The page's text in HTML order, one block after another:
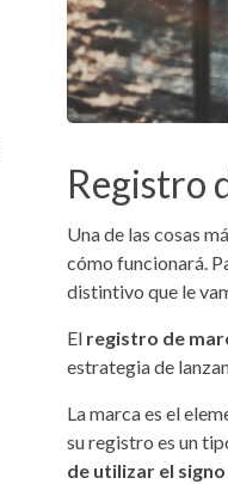
Registro
Una de las cosas
cómo funcionará.
distintivo que le
El registro de
estrategia de
La marca es el
su registro es un
de utilizar el